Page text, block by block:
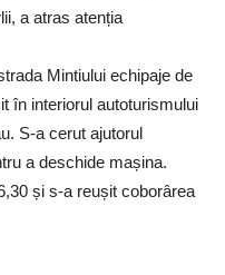
a atras atenția
Mintiului echipaje de
în interiorul autoturismului
S-a cerut ajutorul
a deschide mașina.
și s-a reușit coborârea